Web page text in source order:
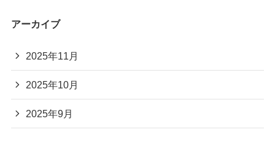
アーカイブ
2025年11月
2025年10月
2025年9月